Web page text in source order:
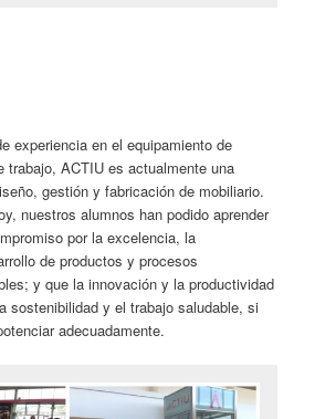
experiencia en el equipamiento de
trabajo, ACTIU es actualmente una
gestión y fabricación de mobiliario.
nuestros alumnos han podido aprender
por la excelencia, la
de productos y procesos
y que la innovación y la productividad
sostenibilidad y el trabajo saludable, si
adecuadamente.